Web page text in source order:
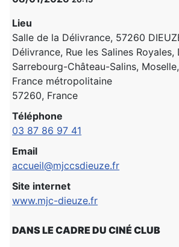
Lieu
Salle de la Délivrance, 57260
Délivrance, Rue les Salines Royales,
Sarrebourg-Château-Salins,
France métropolitaine
57260, France
Téléphone
03 87 86 97 41
Email
accueil@mjccsdieuze.fr
Site internet
www.mjc-dieuze.fr
DANS LE CADRE DU CINÉ CLUB